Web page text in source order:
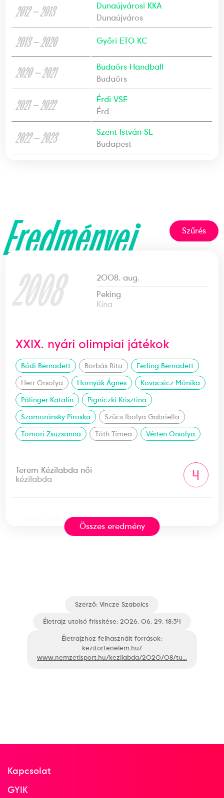
2012 — 2013
Dunaújvárosi KKA
Dunaújváros
2013 — 2020 Győri ETO KC
2020 — 2021
Budaörs Handball
Budaörs
2021 — 2022
Érdi VSE
Érd
2022 — 2023
Szent István SE
Budapest
Eredményei Szűrés
2008
2008. aug.
Peking
Kína
XXIX. nyári olimpiai játékok
Bódi Bernadett Borbás Rita
Ferling Bernadett
Herr Orsolya
Hornyák Ágnes
Kovacsicz Mónika
Pálinger Katalin
Pigniczki Krisztina
Szamoránsky Piroska
Szűcs Ibolya Gabriella
Tomori Zsuzsanna
Tóth Tímea Vérten Orsolya
Terem Kézilabda női
kézilabda
4
2012. dec.
Belgrád; Újvidék; Nis; Versec
Bódi Bernadett Görbicz Anita
Herr Orsolya
Kovacsics Anikó
Kovacsicz Mónika
Szamoránsky Piroska
Szucsánszki Zita
Terem Kézilabda női
3
Összes eredmény
Szerző:Vincze Szabolcs
Életrajz utolsó frissítése: 2026. 06. 29. 18:34
Életrajzhoz felhasznált források:
kezitortenelem.hu/
www.nemzetisport.hu/kezilabda/2020/08/tu…
Kapcsolat
GYIK